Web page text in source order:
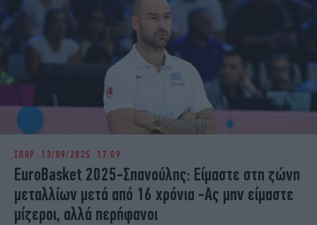
ΣΠΟΡ 13/09/2025 17:09
EuroBasket 2025-Σπανούλης: Είμαστε στη ζώνη
μεταλλίων μετά από 16 χρόνια -Ας μην είμαστε
μίζεροι, αλλά περήφανοι